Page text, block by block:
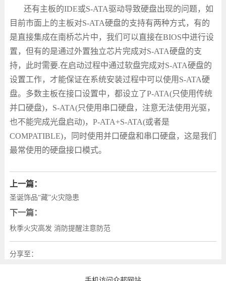
还有主板的IDE或S-ATA驱动导致硬盘出现的问题，如
目前市面上的主板对S-ATA硬盘的支持有两种方式，有的
是直接集成在南桥芯片中，我们可以直接在BIOS中进行设
置，但有的是通过外置独立芯片完成对S-ATA硬盘的支
持，此时需要.在启动过程中通过软盘完成对S-ATA硬盘的
设置工作，才能保证在系统安装过程中可以使用 S-ATA硬
盘。多数主板在接口设置中，都设立了P-ATA(只使用传统
并口硬盘)， S-ATA(只使用串口硬盘，注意无法使用光驱，
也不能完成光盘启动)， P-ATA+S-ATA(或者是
COMPATIBLE)，同时使用并口硬盘和串口硬盘，这是我们
最常使用的硬盘接口模式。
上一篇：
圣诞饰品“藏”火灾隐患
下一篇：
秋季火灾高发 消防提醒注意防范
分享至：